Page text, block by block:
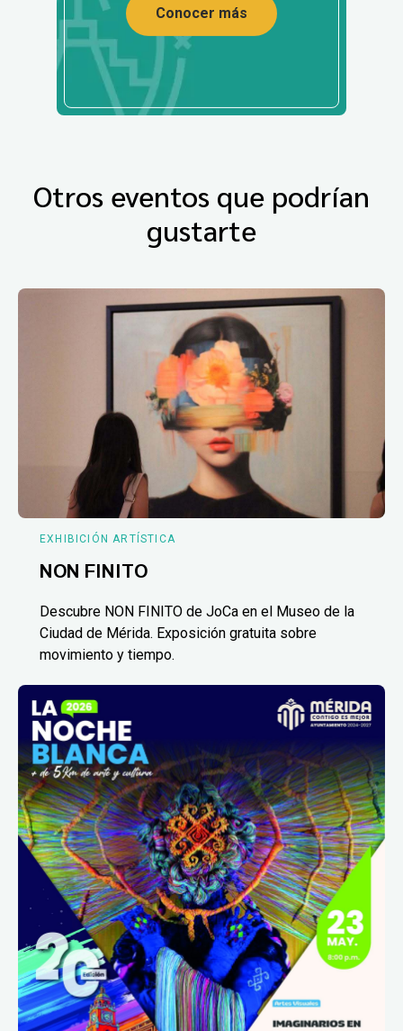
Conocer más
Otros eventos que podrían
gustarte
EXHIBICIÓN ARTÍSTICA
NON FINITO
Descubre NON FINITO de JoCa en el Museo de la
Ciudad de Mérida. Exposición gratuita sobre
movimiento y tiempo.